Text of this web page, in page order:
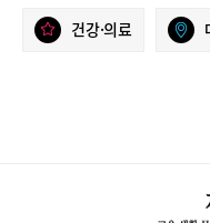
건강·의료